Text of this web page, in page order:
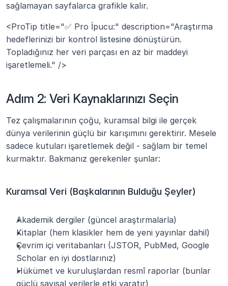
sağlamayan sayfalarca grafikle kalır.
<ProTip title="✅ Pro İpucu:" description="Araştırma
hedeflerinizi bir kontrol listesine dönüştürün.
Topladığınız her veri parçası en az bir maddeyi
işaretlemeli." />
Adım 2: Veri Kaynaklarınızı Seçin
Tez çalışmalarının çoğu, kuramsal bilgi ile gerçek
dünya verilerinin güçlü bir karışımını gerektirir. Mesele
sadece kutuları işaretlemek değil - sağlam bir temel
kurmaktır. Bakmanız gerekenler şunlar:
Kuramsal Veri (Başkalarının Bulduğu Şeyler)
Akademik dergiler (güncel araştırmalarla)
Kitaplar (hem klasikler hem de yeni yayınlar dahil)
Çevrim içi veritabanları (JSTOR, PubMed, Google
Scholar en iyi dostlarınız)
Hükümet ve kuruluşlardan resmî raporlar (bunlar
güçlü sayısal verilerle etki yaratır)